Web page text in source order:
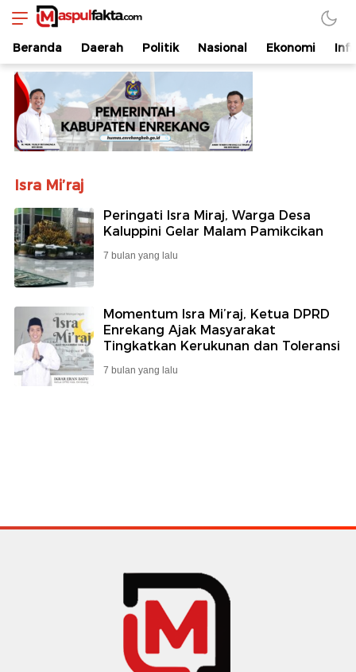
maspulfakta.com
Lokal Mendunia
Beranda Daerah Politik Nasional Ekonomi
Isra Mi’raj
Peringati Isra Miraj, Warga Desa
Kaluppini Gelar Malam Pamikcikan
7 bulan yang lalu
Momentum Isra Mi’raj, Ketua DPRD
Enrekang Ajak Masyarakat
Tingkatkan Kerukunan dan Toleransi
7 bulan yang lalu